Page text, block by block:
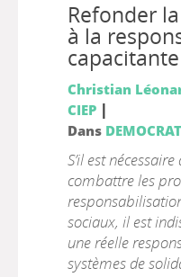
Refonder
à la
capacitante
Christian
CIEP|
Dans
S’il est
combattre les
sociaux, il est
une réelle
systèmes de